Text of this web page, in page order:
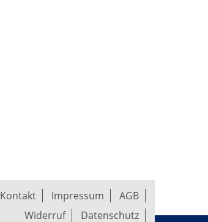
Kontakt Impressum
AGB
Widerruf
Datenschutz